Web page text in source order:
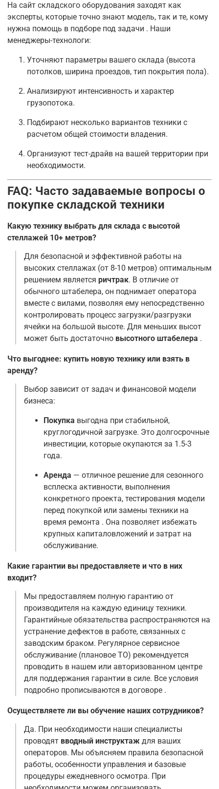
На сайт складского оборудования заходят как
эксперты, которые точно знают модель, так и те, кому
нужна помощь в подборе под задачи . Наши
менеджеры-технологи:
Уточняют параметры вашего склада (высота
потолков, ширина проездов, тип покрытия пола).
Анализируют интенсивность и характер
грузопотока.
Подбирают несколько вариантов техники с
расчетом общей стоимости владения.
Организуют тест-драйв на вашей территории при
необходимости.
FAQ: Часто задаваемые вопросы о
покупке складской техники
Какую технику выбрать для склада с высотой
стеллажей 10+ метров?
Для безопасной и эффективной работы на
высоких стеллажах (от 8-10 метров) оптимальным
решением является ричтрак. В отличие от
обычного штабелера, он поднимает оператора
вместе с вилами, позволяя ему непосредственно
контролировать процесс загрузки/разгрузки
ячейки на большой высоте. Для меньших высот
может быть достаточно высотного штабелера .
Что выгоднее: купить новую технику или взять в
аренду?
Выбор зависит от задач и финансовой модели
бизнеса:
Покупка выгодна при стабильной,
круглогодичной загрузке. Это долгосрочные
инвестиции, которые окупаются за 1.5-3
года.
Аренда — отличное решение для сезонного
всплеска активности, выполнения
конкретного проекта, тестирования модели
перед покупкой или замены техники на
время ремонта . Она позволяет избежать
крупных капиталовложений и затрат на
обслуживание.
Какие гарантии вы предоставляете и что в них
входит?
Мы предоставляем полную гарантию от
производителя на каждую единицу техники.
Гарантийные обязательства распространяются на
устранение дефектов в работе, связанных с
заводским браком. Регулярное сервисное
обслуживание (плановое ТО) рекомендуется
проводить в нашем или авторизованном центре
для поддержания гарантии в силе. Все условия
подробно прописываются в договоре .
Осуществляете ли вы обучение наших сотрудников?
Да. При необходимости наши специалисты
проводят вводный инструктаж для ваших
операторов. Мы объясняем правила безопасной
работы, особенности управления и базовые
процедуры ежедневного осмотра. При